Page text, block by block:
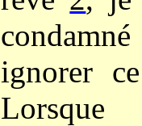
ignorer
Lorsque